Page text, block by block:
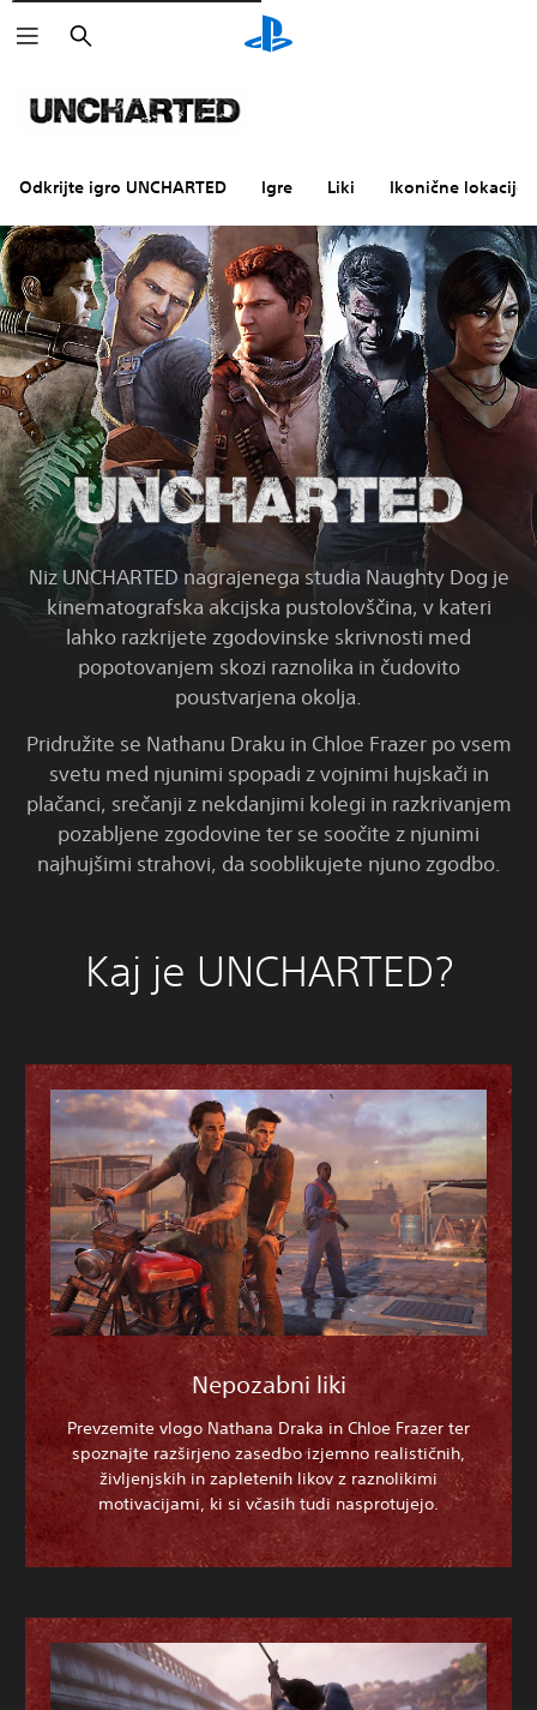
Išči
Odkrijte igro UNCHARTED Igre Liki Ikonične lokacije
Niz UNCHARTED nagrajenega studia Naughty Dog je
kinematografska akcijska pustolovščina, v kateri
lahko razkrijete zgodovinske skrivnosti med
popotovanjem skozi raznolika in čudovito
poustvarjena okolja.
Pridružite se Nathanu Draku in Chloe Frazer po vsem
svetu med njunimi spopadi z vojnimi hujskači in
plačanci, srečanji z nekdanjimi kolegi in razkrivanjem
pozabljene zgodovine ter se soočite z njunimi
najhujšimi strahovi, da sooblikujete njuno zgodbo.
Kaj je UNCHARTED?
Nepozabni liki
Prevzemite vlogo Nathana Draka in Chloe Frazer ter
spoznajte razširjeno zasedbo izjemno realističnih,
življenjskih in zapletenih likov z raznolikimi
motivacijami, ki si včasih tudi nasprotujejo.